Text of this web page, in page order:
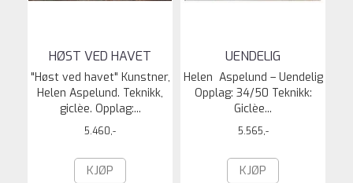
HØST VED HAVET
"Høst ved havet" Kunstner,
Helen Aspelund. Teknikk,
giclèe. Opplag:...
5.460,-
KJØP
UENDELIG
Helen Aspelund – Uendelig
Opplag: 34/50 Teknikk:
Giclèe...
5.565,-
KJØP